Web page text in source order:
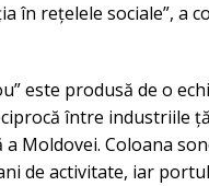
în rețelele sociale”, a
este produsă de o
între industriile
Moldovei. Coloana
de activitate, iar